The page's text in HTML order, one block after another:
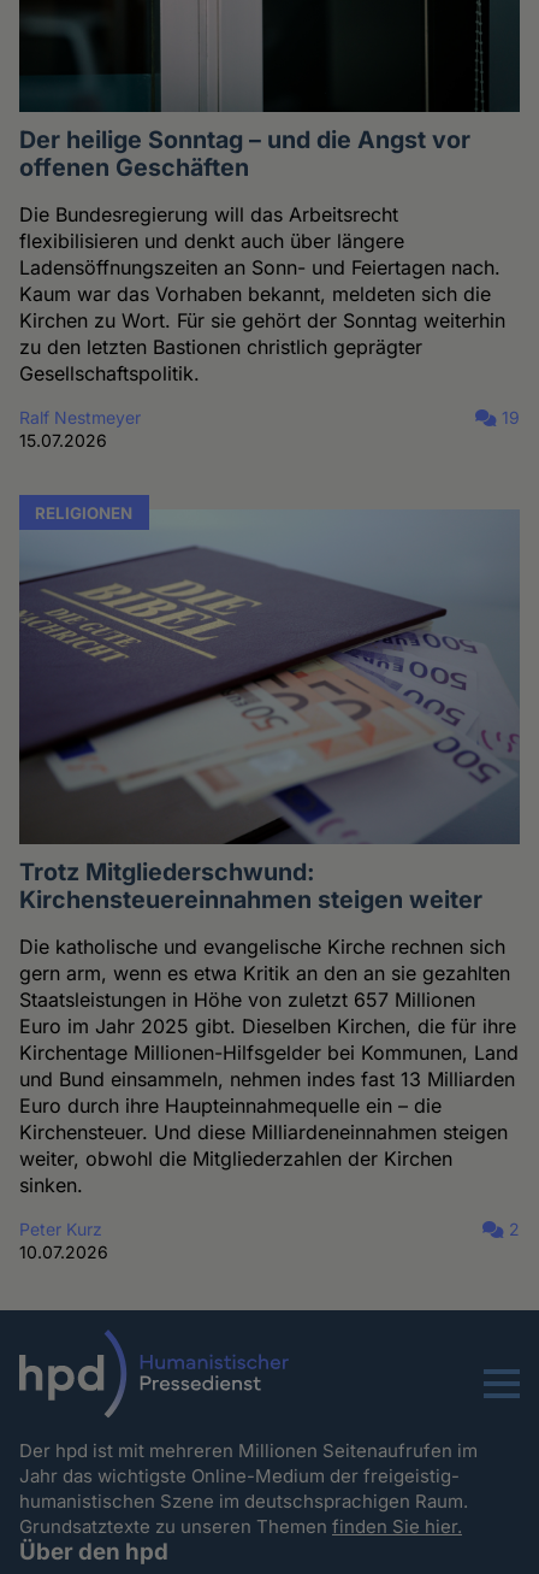
Der heilige Sonntag – und die Angst vor
offenen Geschäften
Die Bundesregierung will das Arbeitsrecht
flexibilisieren und denkt auch über längere
Ladensöffnungszeiten an Sonn- und Feiertagen nach.
Kaum war das Vorhaben bekannt, meldeten sich die
Kirchen zu Wort. Für sie gehört der Sonntag weiterhin
zu den letzten Bastionen christlich geprägter
Gesellschaftspolitik.
Ralf Nestmeyer
15.07.2026
19
RELIGIONEN
Trotz Mitgliederschwund:
Kirchensteuereinnahmen steigen weiter
Die katholische und evangelische Kirche rechnen sich
gern arm, wenn es etwa Kritik an den an sie gezahlten
Staatsleistungen in Höhe von zuletzt 657 Millionen
Euro im Jahr 2025 gibt. Dieselben Kirchen, die für ihre
Kirchentage Millionen-Hilfsgelder bei Kommunen, Land
und Bund einsammeln, nehmen indes fast 13 Milliarden
Euro durch ihre Haupteinnahmequelle ein – die
Kirchensteuer. Und diese Milliardeneinnahmen steigen
weiter, obwohl die Mitgliederzahlen der Kirchen
sinken.
Peter Kurz
10.07.2026
2
Menu
Der hpd ist mit mehreren Millionen Seitenaufrufen im
Jahr das wichtigste Online-Medium der freigeistig-
humanistischen Szene im deutschsprachigen Raum.
Grundsatztexte zu unseren Themenfinden Sie hier.
Über den hpd